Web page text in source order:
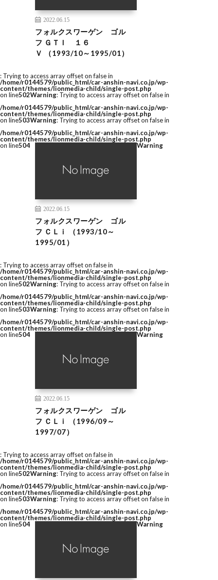
2022.06.15
フォルクスワーゲン ゴル
フ ＧＴＩ １６
Ｖ （1993/10～1995/01）
: Trying to access array offset on false in
/home/r0144579/public_html/car-anshin-navi.co.jp/wp-
content/themes/lionmedia-child/single-post.php
on line502Warning: Trying to access array offset on false in
/home/r0144579/public_html/car-anshin-navi.co.jp/wp-
content/themes/lionmedia-child/single-post.php
on line503Warning: Trying to access array offset on false in
/home/r0144579/public_html/car-anshin-navi.co.jp/wp-
content/themes/lionmedia-child/single-post.php
on line504
2022.06.15
フォルクスワーゲン ゴル
フ ＣＬｉ （1993/10～
1995/01）
Warning
: Trying to access array offset on false in
/home/r0144579/public_html/car-anshin-navi.co.jp/wp-
content/themes/lionmedia-child/single-post.php
on line502Warning: Trying to access array offset on false in
/home/r0144579/public_html/car-anshin-navi.co.jp/wp-
content/themes/lionmedia-child/single-post.php
on line503Warning: Trying to access array offset on false in
/home/r0144579/public_html/car-anshin-navi.co.jp/wp-
content/themes/lionmedia-child/single-post.php
on line504
2022.06.15
フォルクスワーゲン ゴル
フ ＣＬｉ （1996/09～
1997/07）
Warning
: Trying to access array offset on false in
/home/r0144579/public_html/car-anshin-navi.co.jp/wp-
content/themes/lionmedia-child/single-post.php
on line502Warning: Trying to access array offset on false in
/home/r0144579/public_html/car-anshin-navi.co.jp/wp-
content/themes/lionmedia-child/single-post.php
on line503Warning: Trying to access array offset on false in
/home/r0144579/public_html/car-anshin-navi.co.jp/wp-
content/themes/lionmedia-child/single-post.php
on line504 Warning